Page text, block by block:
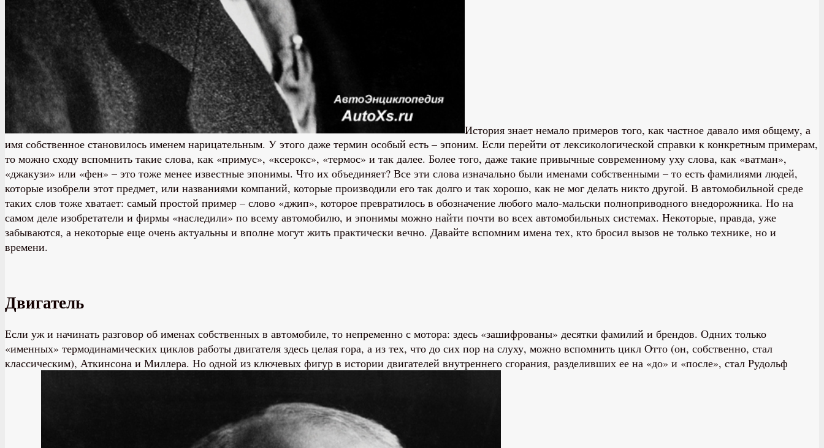
История знает немало примеров того, как частное давало имя общему, а
имя собственное становилось именем нарицательным. У этого даже термин особый есть – эпоним. Если перейти от лексикологической справки к конкретным примерам,
то можно сходу вспомнить такие слова, как «примус», «ксерокс», «термос» и так далее. Более того, даже такие привычные современному уху слова, как «ватман»,
«джакузи» или «фен» – это тоже менее известные эпонимы. Что их объединяет? Все эти слова изначально были именами собственными – то есть фамилиями людей,
которые изобрели этот предмет, или названиями компаний, которые производили его так долго и так хорошо, как не мог делать никто другой. В автомобильной среде
таких слов тоже хватает: самый простой пример – слово «джип», которое превратилось в обозначение любого мало-мальски полноприводного внедорожника. Но на
самом деле изобретатели и фирмы «наследили» по всему автомобилю, и эпонимы можно найти почти во всех автомобильных системах. Некоторые, правда, уже
забываются, а некоторые еще очень актуальны и вполне могут жить практически вечно. Давайте вспомним имена тех, кто бросил вызов не только технике, но и
времени.
Двигатель
Если уж и начинать разговор об именах собственных в автомобиле, то непременно с мотора: здесь «зашифрованы» десятки фамилий и брендов. Одних только
«именных» термодинамических циклов работы двигателя здесь целая гора, а из тех, что до сих пор на слуху, можно вспомнить цикл Отто (он, собственно, стал
классическим), Аткинсона и Миллера. Но одной из ключевых фигур в истории двигателей внутреннего сгорания, разделивших ее на «до» и «после», стал Рудольф